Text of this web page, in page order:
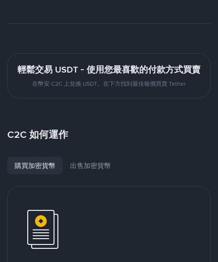
輕鬆交易 USDT - 使用您最喜歡的付款方式買賣
在幣安 C2C 上兌換 USDT。在下方找到最佳報價買賣 Tether
C2C 如何運作
購買加密貨幣 出售加密貨幣